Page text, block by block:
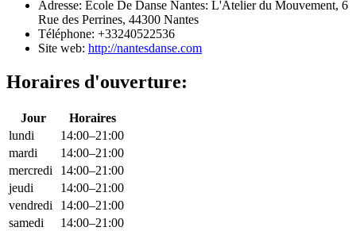
Adresse: École De Danse Nantes: L'Atelier du Mouvement, 6
Rue des Perrines, 44300 Nantes
Téléphone: +33240522536
Site web: http://nantesdanse.com
Horaires d'ouverture:
Jour
Horaires
lundi
14:00–21:00
mardi
14:00–21:00
mercredi
14:00–21:00
jeudi
14:00–21:00
vendredi
14:00–21:00
samedi
14:00–21:00